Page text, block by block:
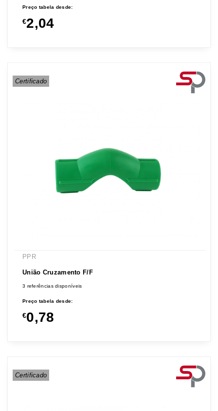
Preço tabela desde:
€2,04
Certificado
PPR
União Cruzamento F/F
3 referências disponíveis
Preço tabela desde:
€0,78
Certificado